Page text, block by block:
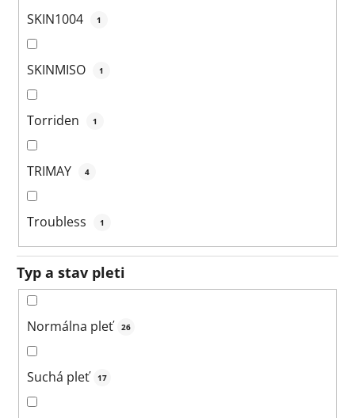
SKIN1004 1
SKINMISO 1
Torriden 1
TRIMAY 4
Troubless 1
Typ a stav pleti
Normálna pleť 26
Suchá pleť 17